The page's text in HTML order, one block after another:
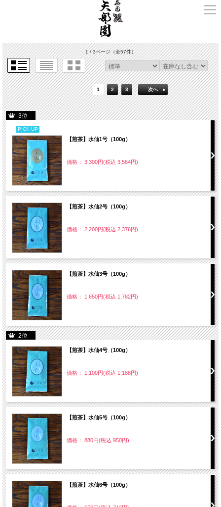
1 / 3ページ（全57件）
1 2 3 次へ
3位
PICK UP
【煎茶】水仙1号（100g）
価格： 3,300円(税込 3,564円)
【煎茶】水仙2号（100g）
価格： 2,200円(税込 2,376円)
【煎茶】水仙3号（100g）
価格： 1,650円(税込 1,782円)
2位
【煎茶】水仙4号（100g）
価格： 1,100円(税込 1,188円)
【煎茶】水仙5号（100g）
価格： 880円(税込 950円)
【煎茶】水仙6号（100g）